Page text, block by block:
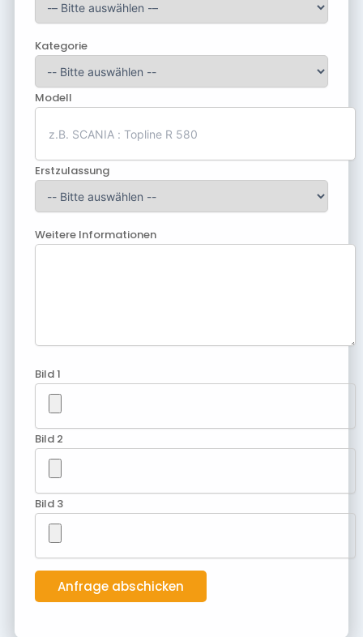
Kategorie
Modell
Erstzulassung
Weitere Informationen
Bild 1
Bild 2
Bild 3